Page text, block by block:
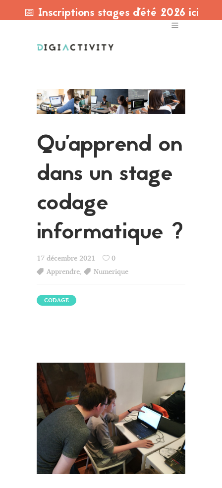
📅 Inscriptions stages d'été 2026 ici
Qu’apprend on
dans un stage
codage
informatique ?
17 décembre 2021
0
Apprendre
Numerique
CODAGE